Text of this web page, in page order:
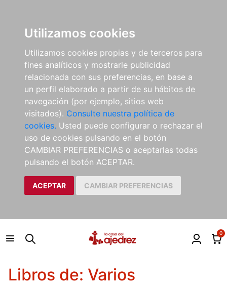
Utilizamos cookies
Utilizamos cookies propias y de terceros para
fines analíticos y mostrarle publicidad
relacionada con sus preferencias, en base a
un perfil elaborado a partir de su hábitos de
navegación (por ejemplo, sitios web
visitados). Consulte nuestra política de
cookies. Usted puede configurar o rechazar el
uso de cookies pulsando en el botón
CAMBIAR PREFERENCIAS o aceptarlas todas
pulsando el botón ACEPTAR.
ACEPTAR CAMBIAR PREFERENCIAS
0
Libros de: Varios